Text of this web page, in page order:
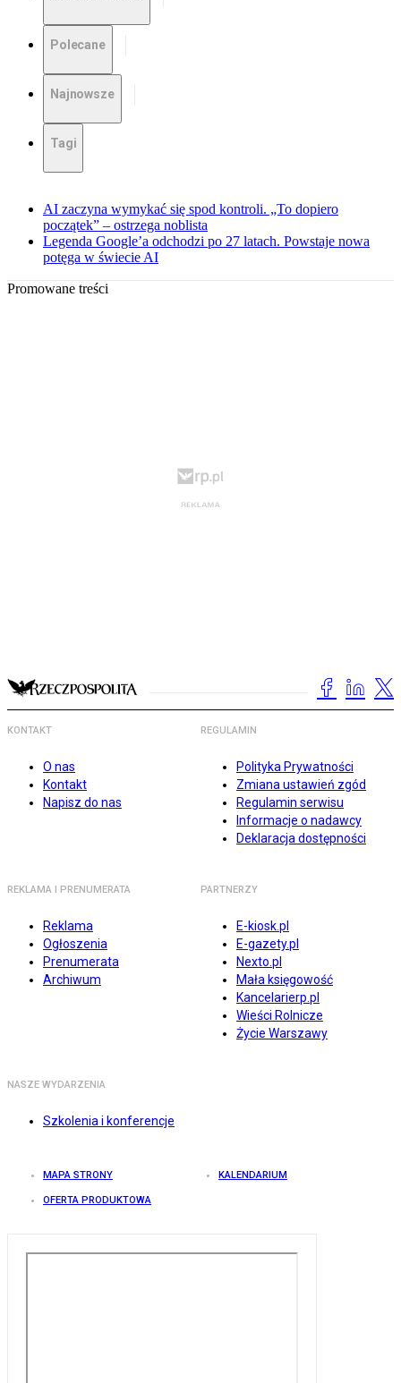
Polecane
Najnowsze
Tagi
AI zaczyna wymykać się spod kontroli. „To dopiero
początek” – ostrzega noblista
Legenda Google’a odchodzi po 27 latach. Powstaje nowa
potęga w świecie AI
Promowane treści
KONTAKT
O nas
Kontakt
Napisz do nas
REGULAMIN
Polityka Prywatności
Zmiana ustawień zgód
Regulamin serwisu
Informacje o nadawcy
Deklaracja dostępności
REKLAMA I PRENUMERATA
Reklama
Ogłoszenia
Prenumerata
Archiwum
PARTNERZY
E-kiosk.pl
E-gazety.pl
Nexto.pl
Mała księgowość
Kancelarierp.pl
Wieści Rolnicze
Życie Warszawy
NASZE WYDARZENIA
Szkolenia i konferencje
MAPA STRONY KALENDARIUM
OFERTA PRODUKTOWA